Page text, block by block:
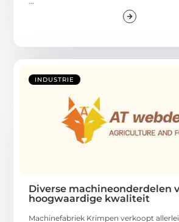
INDUSTRIE
Diverse machineonderdelen
hoogwaardige kwaliteit
Machinefabriek Krimpen verkoopt allerlei